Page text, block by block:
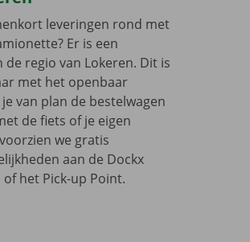
leveringen rond met
Er is een
regio van Lokeren. Dit is
met het openbaar
van plan de bestelwagen
de fiets of je eigen
we gratis
aan de Dockx
of het Pick-up Point.